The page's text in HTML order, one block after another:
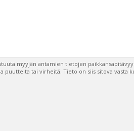
myyjän antamien tietojen
puutteita tai virheitä. Tieto on siis sitova vasta